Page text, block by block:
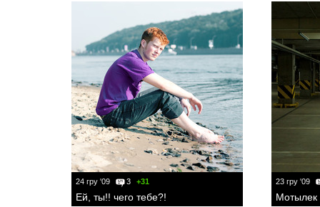
24 гру '09 3 +31
Ей, ты!! чего тебе?!
23 гру '09
Мотылек